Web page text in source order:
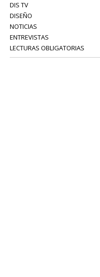
DIS TV
DISEÑO
NOTICIAS
ENTREVISTAS
LECTURAS OBLIGATORIAS